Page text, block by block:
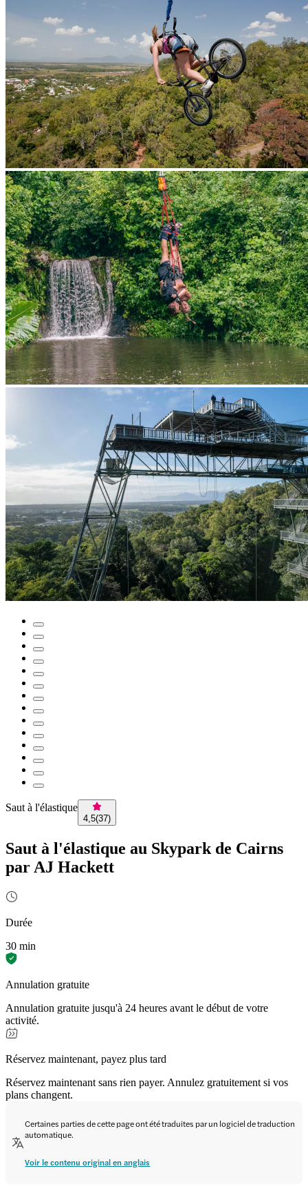
Saut à l'élastique
4,5(37)
Saut à l'élastique au Skypark de Cairns
par AJ Hackett
Durée
30 min
Annulation gratuite
Annulation gratuite jusqu'à 24 heures avant le début de votre
activité.
Réservez maintenant, payez plus tard
Réservez maintenant sans rien payer. Annulez gratuitement si vos
plans changent.
Certaines parties de cette page ont été traduites par un logiciel de traduction
automatique.
Voir le contenu original en anglais